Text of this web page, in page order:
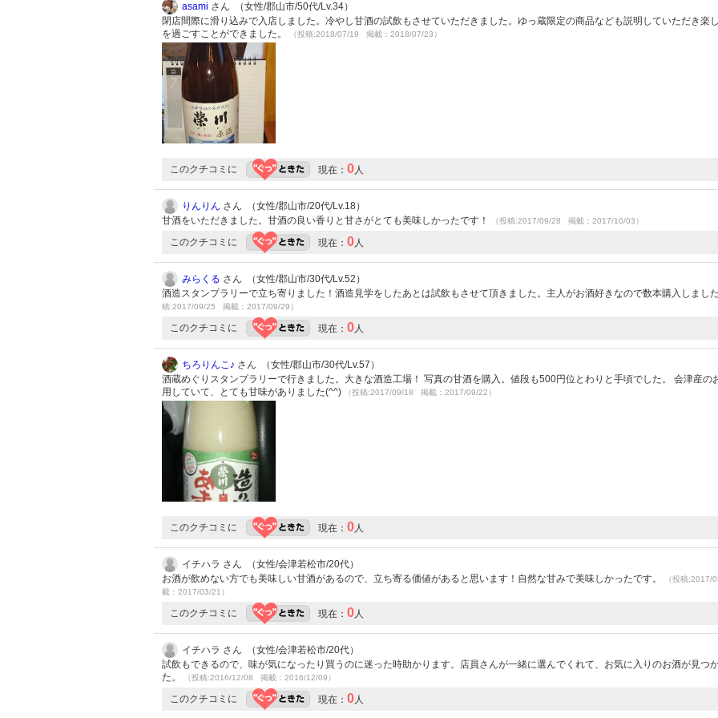
asami さん （女性/郡山市/50代/Lv.34）
閉店間際に滑り込みで入店しました。冷やし甘酒の試飲もさせていただきました。ゆっ蔵限定の商品なども説明していただき楽
を過ごすことができました。
（投稿:2018/07/19 掲載：2018/07/23）
このクチコミに 現在： 0人
りんりん さん （女性/郡山市/20代/Lv.18）
甘酒をいただきました。甘酒の良い香りと甘さがとても美味しかったです！
（投稿:2017/09/28 掲載：2017/10/03）
このクチコミに 現在： 0人
みらくる さん （女性/郡山市/30代/Lv.52）
酒造スタンプラリーで立ち寄りました！酒造見学をしたあとは試飲もさせて頂きました。主人がお酒好きなので数本購入しまし
稿:2017/09/25 掲載：2017/09/29）
このクチコミに 現在： 0人
ちろりんこ♪ さん （女性/郡山市/30代/Lv.57）
酒蔵めぐりスタンプラリーで行きました。大きな酒造工場！ 写真の甘酒を購入。値段も500円位とわりと手頃でした。 会津産の
用していて、とても甘味がありました(^^)
（投稿:2017/09/18 掲載：2017/09/22）
このクチコミに 現在： 0人
イチハラ さん （女性/会津若松市/20代）
お酒が飲めない方でも美味しい甘酒があるので、立ち寄る価値があると思います！自然な甘みで美味しかったです。
（投稿
載：2017/03/21）
このクチコミに 現在： 0人
イチハラ さん （女性/会津若松市/20代）
試飲もできるので、味が気になったり買うのに迷った時助かります。店員さんが一緒に選んでくれて、お気に入りのお酒が見つ
た。
（投稿:2016/12/08 掲載：2016/12/09）
このクチコミに 現在： 0人